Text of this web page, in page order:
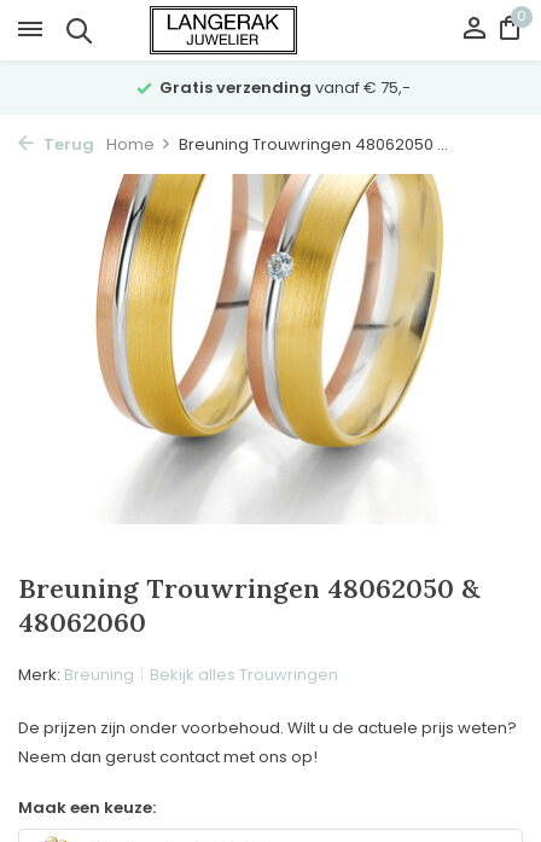
0
Gratis verzending vanaf € 75,-
Terug Home Breuning Trouwringen 48062050 ...
Breuning Trouwringen 48062050 &
48062060
Merk: Breuning Bekijk alles Trouwringen
De prijzen zijn onder voorbehoud. Wilt u de actuele prijs weten?
Neem dan gerust contact met ons op!
Maak een keuze: